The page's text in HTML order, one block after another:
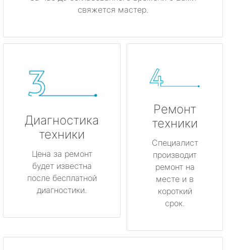
свяжется мастер.
Диагностика
техники
Цена за ремонт
будет известна
после бесплатной
диагностики.
Ремонт
техники
Специалист
производит
ремонт на
месте и в
короткий
срок.